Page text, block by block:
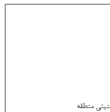
منطقه